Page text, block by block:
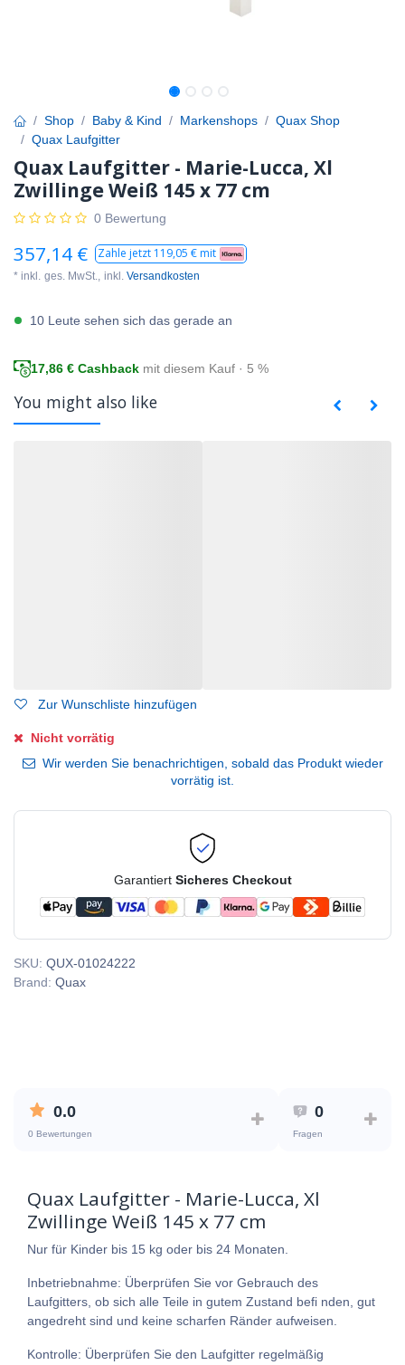
Shop Baby & Kind Markenshops
Quax Shop
Quax Laufgitter
Quax Laufgitter - Marie-Lucca, Xl
Zwillinge Weiß 145 x 77 cm
0 Bewertung
357,14 € Zahle jetzt 119,05 € mit
* inkl. ges. MwSt., inkl. Versandkosten
10 Leute sehen sich das gerade an
17,86 € Cashback mit diesem Kauf · 5 %
You might also like
Zur Wunschliste hinzufügen
Nicht vorrätig
Wir werden Sie benachrichtigen, sobald das Produkt wieder
vorrätig ist.
Garantiert Sicheres Checkout
SKU: QUX-01024222
Brand: Quax
0.0
0 Bewertungen
0
Fragen
Quax Laufgitter - Marie-Lucca, Xl
Zwillinge Weiß 145 x 77 cm
Nur für Kinder bis 15 kg oder bis 24 Monaten.
Inbetriebnahme: Überprüfen Sie vor Gebrauch des
Laufgitters, ob sich alle Teile in gutem Zustand befi nden, gut
angedreht sind und keine scharfen Ränder aufweisen.
Kontrolle: Überprüfen Sie den Laufgitter regelmäßig